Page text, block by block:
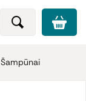
Šampūnai